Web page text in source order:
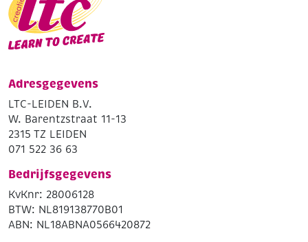
Adresgegevens
LTC-LEIDEN B.V.
W. Barentzstraat 11-13
2315 TZ LEIDEN
071 522 36 63
Bedrijfsgegevens
KvKnr: 28006128
BTW: NL819138770B01
ABN: NL18ABNA0566420872